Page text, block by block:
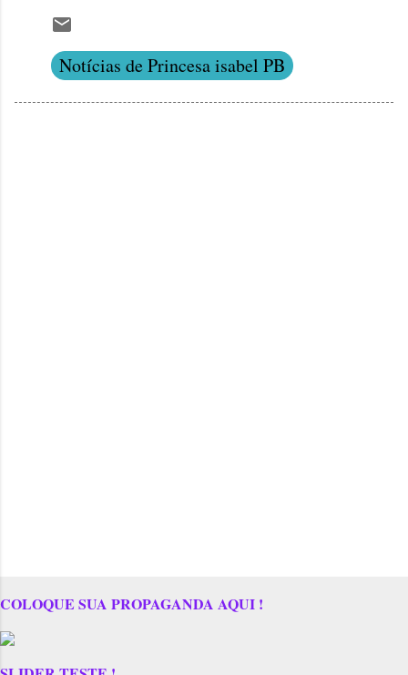
Notícias de Princesa isabel PB
COLOQUE SUA PROPAGANDA AQUI !